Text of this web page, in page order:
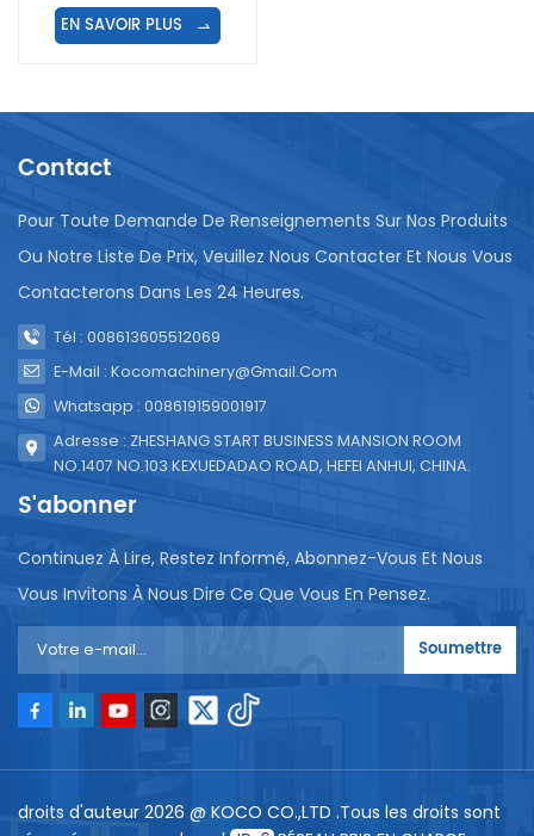
EN SAVOIR PLUS
Contact
Pour Toute Demande De Renseignements Sur Nos Produits
Ou Notre Liste De Prix, Veuillez Nous Contacter Et Nous Vous
Contacterons Dans Les 24 Heures.
Tél : 008613605512069
E-Mail : Kocomachinery@gmail.com
Whatsapp : 008619159001917
Adresse : ZHESHANG START BUSINESS MANSION ROOM
NO.1407 NO.103 KEXUEDADAO ROAD, HEFEI ANHUI, CHINA.
S'abonner
Continuez À Lire, Restez Informé, Abonnez-Vous Et Nous
Vous Invitons À Nous Dire Ce Que Vous En Pensez.
Soumettre
droits d'auteur 2026 @ KOCO CO.,LTD .Tous les droits sont